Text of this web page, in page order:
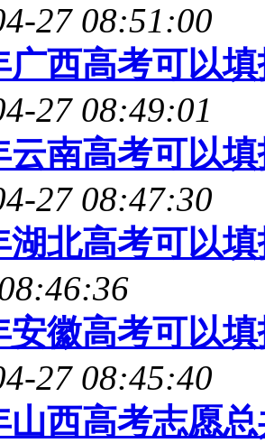
27 08:51:00
广西高考可以
27 08:49:01
云南高考可以
27 08:47:30
湖北高考可以
安徽高考可以
27 08:45:40
山西高考志愿